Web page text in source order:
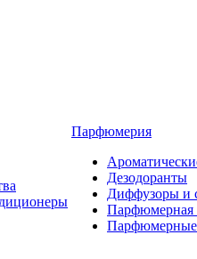
Парфюмерия
Дезодоранты
Диффузоры и
Парфюмерная
Парфюмерные